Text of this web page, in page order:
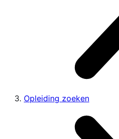
Opleiding zoeken